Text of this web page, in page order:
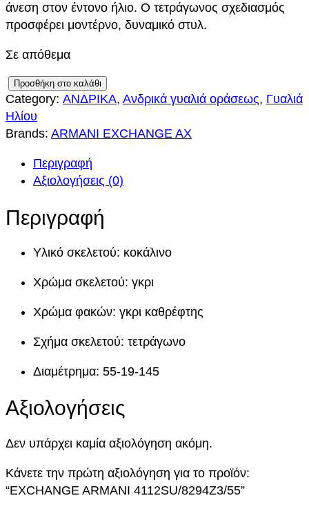
άνεση στον έντονο ήλιο. Ο τετράγωνος σχεδιασμός
προσφέρει μοντέρνο, δυναμικό στυλ.
Σε απόθεμα
X
C
H
A
U
8
9
4
Προσθήκη στο καλάθι
Category: ΑΝΔΡΙΚΑ, Ανδρικά γυαλιά οράσεως, Γυαλιά
Ηλίου
Brands: ARMANI EXCHANGE AX
Περιγραφή
Αξιολογήσεις (0)
Περιγραφή
Υλικό σκελετού: κοκάλινο
Χρώμα σκελετού: γκρι
Χρώμα φακών: γκρι καθρέφτης
Σχήμα σκελετού: τετράγωνο
Διαμέτρημα: 55-19-145
Αξιολογήσεις
Δεν υπάρχει καμία αξιολόγηση ακόμη.
Κάνετε την πρώτη αξιολόγηση για το προϊόν:
“EXCHANGE ARMANI 4112SU/8294Z3/55”